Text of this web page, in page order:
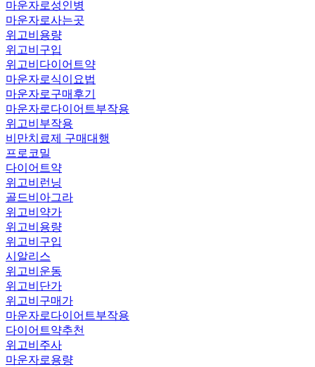
마운자로성인병
마운자로사는곳
위고비용량
위고비구입
위고비다이어트약
마운자로식이요법
마운자로구매후기
마운자로다이어트부작용
위고비부작용
비만치료제 구매대행
프로코밀
다이어트약
위고비런닝
골드비아그라
위고비약가
위고비용량
위고비구입
시알리스
위고비운동
위고비단가
위고비구매가
마운자로다이어트부작용
다이어트약추천
위고비주사
마운자로용량